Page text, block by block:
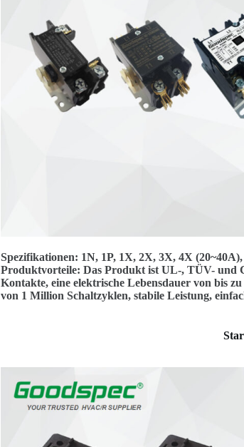
Spezifikationen: 1N, 1P, 1X, 2X, 3X, 4X
Produktvorteile: Das Produkt ist UL-, TÜV- und
Kontakte, eine elektrische Lebensdauer von bis
von 1 Million Schaltzyklen, stabile Leistung,